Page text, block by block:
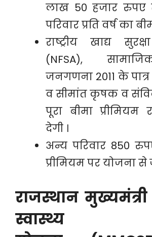
लाख 50 हजार रुपए
परिवार प्रति वर्ष का
राष्ट्रीय खाद्य
(NFSA),
जनगणना 2011 के पात्र
व सीमांत कृषक व
पूरा बीमा प्रीमियम
देगी ।
अन्य परिवार 850
प्रीमियम पर योजना
राजस्थान मुख्यमंत्री
स्वास्थ्य